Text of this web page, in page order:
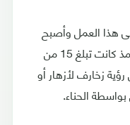
هذا العمل وأصبح
سهلاً بالنسبة إليها، وهي مَن امتهنته مذ كانت تبلغ 15 من
زخارف لأزهار أو
الحناء.